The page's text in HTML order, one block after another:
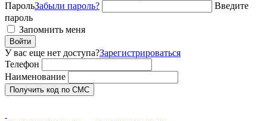
ПарольЗабыли пароль?
Введите
пароль
Запомнить меня
Войти
У вас еще нет доступа?Зарегистрироваться
Телефон
Наименование
Получить код по СМС